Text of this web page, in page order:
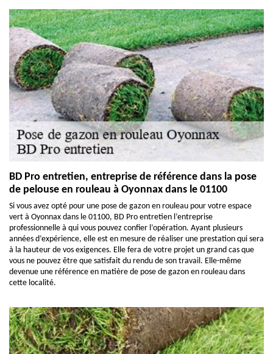
BD Pro entretien, entreprise de référence dans la pose
de pelouse en rouleau à Oyonnax dans le 01100
Si vous avez opté pour une pose de gazon en rouleau pour votre espace
vert à Oyonnax dans le 01100, BD Pro entretien l’entreprise
professionnelle à qui vous pouvez confier l’opération. Ayant plusieurs
années d’expérience, elle est en mesure de réaliser une prestation qui sera
à la hauteur de vos exigences. Elle fera de votre projet un grand cas que
vous ne pouvez être que satisfait du rendu de son travail. Elle-même
devenue une référence en matière de pose de gazon en rouleau dans
cette localité.